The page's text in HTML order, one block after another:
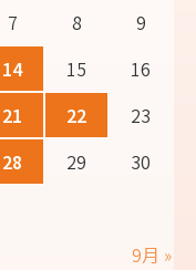
7 8
9
14 15
16
21 22
23
28 29
30
9月 »